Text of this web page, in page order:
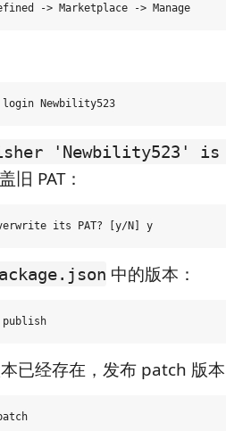
'Newbility523' is
旧 PAT：
中的版本：
已经存在，发布 patch 版